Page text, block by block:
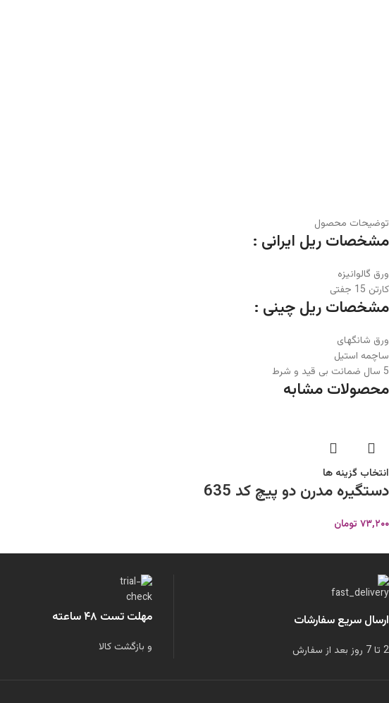
توضیحات محصول
مشخصات ریل ایرانی :
ورق گالوانیزه
کارتن 15 جفتی
مشخصات ریل چینی :
ورق شانگهای
ساچمه استیل
5 سال ضمانت بی قید و شرط
محصولات مشابه
انتخاب گزینه ها
دستگیره مدرن دو پیچ کد 635
۷۳,۲۰۰ تومان
ارسال سریع سفارشات
2 تا 7 روز بعد از سفارش
مهلت تست ۴۸ ساعته
و بازگشت کالا